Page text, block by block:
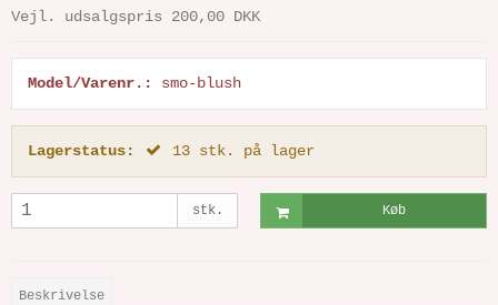
Vejl. udsalgspris 200,00 DKK
Model/Varenr.: smo-blush
Lagerstatus: 13 stk. på lager
stk. Køb
Beskrivelse